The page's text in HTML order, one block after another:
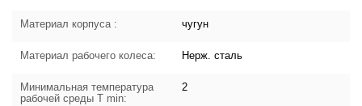
Материал корпуса : чугун
Материал рабочего колеса: Нерж. сталь
Минимальная температура
рабочей среды T min:
2